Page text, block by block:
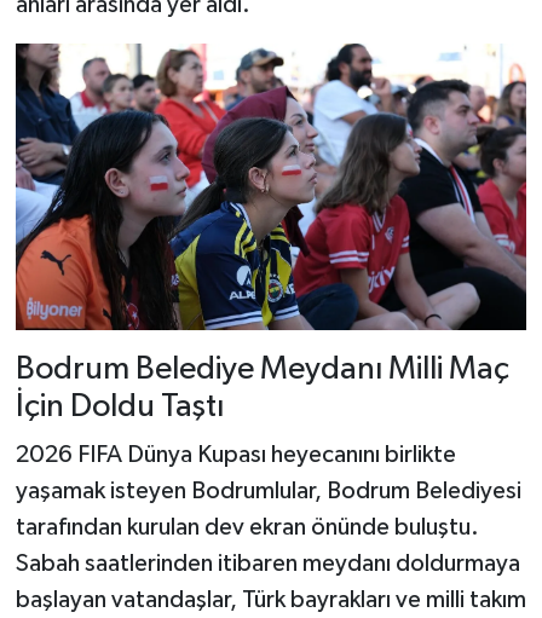
Bodrum Belediye Meydanı Milli Maç
İçin Doldu Taştı
2026 FIFA Dünya Kupası heyecanını birlikte
yaşamak isteyen Bodrumlular, Bodrum Belediyesi
tarafından kurulan dev ekran önünde buluştu.
Sabah saatlerinden itibaren meydanı doldurmaya
başlayan vatandaşlar, Türk bayrakları ve milli takım